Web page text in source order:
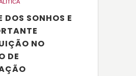
DOS SONHOS E
NO
DE